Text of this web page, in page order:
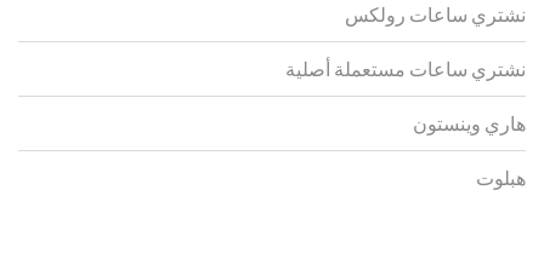
نشتري ساعات رولكس
نشتري ساعات مستعملة أصلية
هاري وينستون
هبلوت